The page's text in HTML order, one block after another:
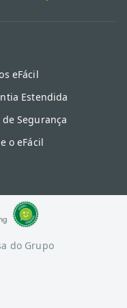
eFácil
Estendida
de Segurança
o eFácil
do Grupo